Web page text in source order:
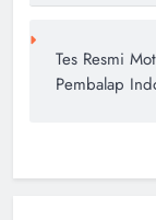
Tes Resmi
Pembalap